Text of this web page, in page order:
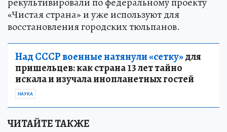
«Чистая страна» и уже используют для
восстановления городских тюльпанов.
Над СССР военные натянули «сетку»для
пришельцев: как страна 13 лет тайно
искала и изучала инопланетных гостей
НАУКА
ЧИТАЙТЕ ТАКЖЕ